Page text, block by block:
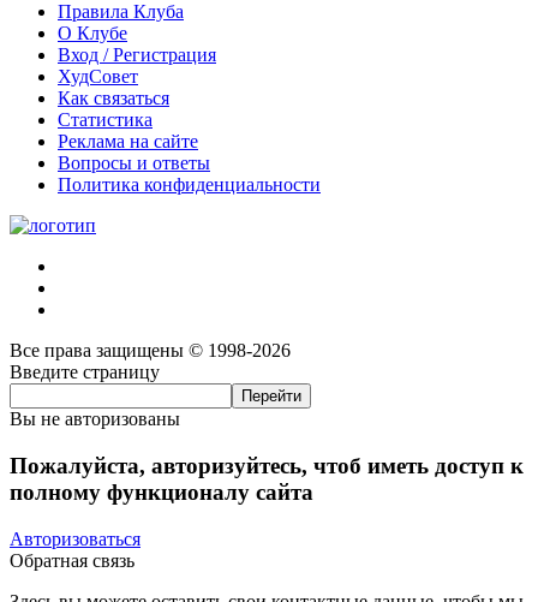
Правила Клуба
О Клубе
Вход / Регистрация
ХудСовет
Как связаться
Статистика
Реклама на сайте
Вопросы и ответы
Политика конфиденциальности
Все права защищены © 1998-2026
Введите страницу
Вы не авторизованы
Пожалуйста, авторизуйтесь, чтоб иметь доступ к
полному функционалу сайта
Авторизоваться
Обратная связь